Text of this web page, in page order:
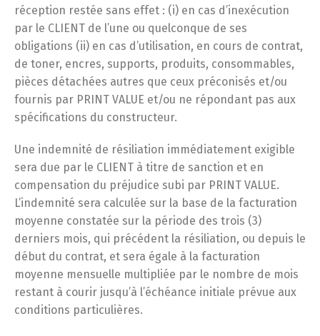
réception restée sans effet : (i) en cas d’inexécution
par le CLIENT de l’une ou quelconque de ses
obligations (ii) en cas d’utilisation, en cours de contrat,
de toner, encres, supports, produits, consommables,
pièces détachées autres que ceux préconisés et/ou
fournis par PRINT VALUE et/ou ne répondant pas aux
spécifications du constructeur.
Une indemnité de résiliation immédiatement exigible
sera due par le CLIENT à titre de sanction et en
compensation du préjudice subi par PRINT VALUE.
L’indemnité sera calculée sur la base de la facturation
moyenne constatée sur la période des trois (3)
derniers mois, qui précédent la résiliation, ou depuis le
début du contrat, et sera égale à la facturation
moyenne mensuelle multipliée par le nombre de mois
restant à courir jusqu’à l’échéance initiale prévue aux
conditions particulières.